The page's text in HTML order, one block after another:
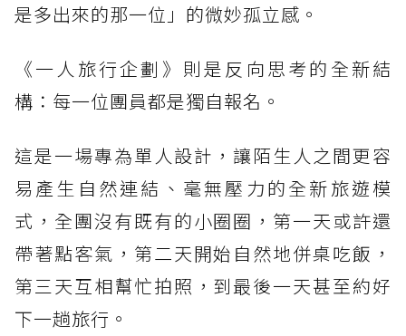
是多出來的那一位」的微妙孤立感。
《一人旅行企劃》則是反向思考的全新結
構：每一位團員都是獨自報名。
這是一場專為單人設計，讓陌生人之間更容
易產生自然連結、毫無壓力的全新旅遊模
式，全團沒有既有的小圈圈，第一天或許還
帶著點客氣，第二天開始自然地併桌吃飯，
第三天互相幫忙拍照，到最後一天甚至約好
下一趟旅行。